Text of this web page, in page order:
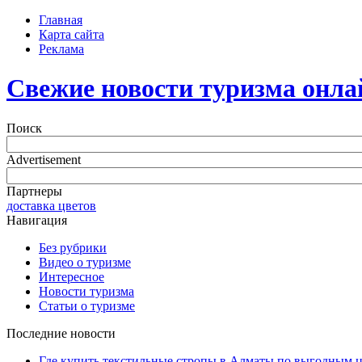
Главная
Карта сайта
Реклама
Свежие новости туризма
Поиск
Advertisement
Партнеры
доставка цветов
Навигация
Без рубрики
Видео о туризме
Интересное
Новости туризма
Статьи о туризме
Последние новости